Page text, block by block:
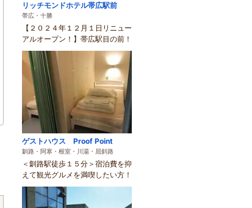
月
8/17
× -
リッチモンドホテル帯広駅前
帯広・十勝
【２０２４年１２月１日リニュー
アルオープン！】帯広駅目の前！
ゲストハウス Proof Point
釧路・阿寒・根室・川湯・屈斜路
＜釧路駅徒歩１５分＞宿泊費を抑
えて観光グルメを満喫したい方！